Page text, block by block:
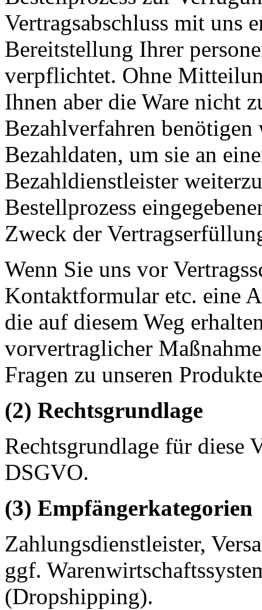
Vertragsabschluss mit uns
Bereitstellung Ihrer
verpflichtet. Ohne
Ihnen aber die Ware nicht
Bezahlverfahren
Bezahldaten, um sie an
Bezahldienstleister
Bestellprozess
Zweck der
Wenn Sie uns vor
Kontaktformular etc. eine
die auf diesem Weg
vorvertraglicher
Fragen zu unseren
(2) Rechtsgrundlage
Rechtsgrundlage für diese
DSGVO.
(3) Empfängerkategorien
Zahlungsdienstleister,
ggf.
(Dropshipping).